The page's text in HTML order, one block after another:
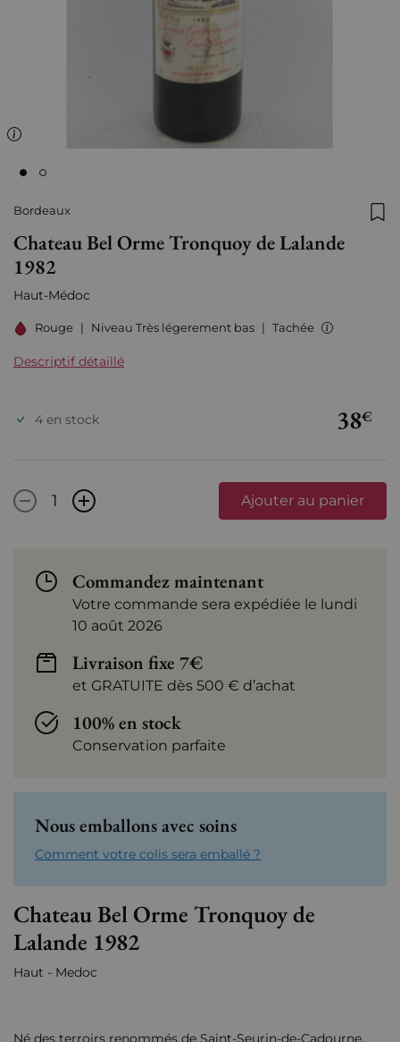
Bordeaux
Chateau Bel Orme Tronquoy de Lalande
1982
Haut-Médoc
Rouge | Niveau Très légerement bas | Tachée
Descriptif détaillé
38€
4 en stock
- + Ajouter au panier
Commandez maintenant
Votre commande sera expédiée le lundi
10 août 2026
Livraison fixe 7€
et GRATUITE dès 500 € d’achat
100% en stock
Conservation parfaite
Nous emballons avec soins
Comment votre colis sera emballé ?
Chateau Bel Orme Tronquoy de
Lalande 1982
Haut - Medoc
Né des terroirs renommés de Saint-Seurin-de-Cadourne,